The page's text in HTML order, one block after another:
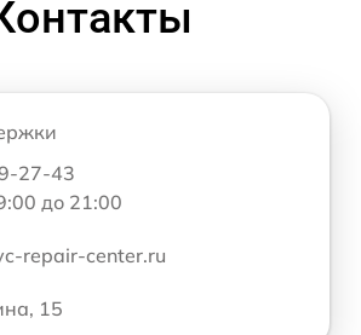
27-43
до 21:00
repair-center.ru
15